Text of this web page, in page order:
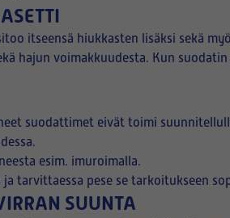
itseensä hiukkasten lisäksi sekä
hajun voimakkuudesta. Kun
suodattimet eivät toimi
esim. imuroimalla.
tarvittaessa pese se tarkoitukseen
SUUNTA